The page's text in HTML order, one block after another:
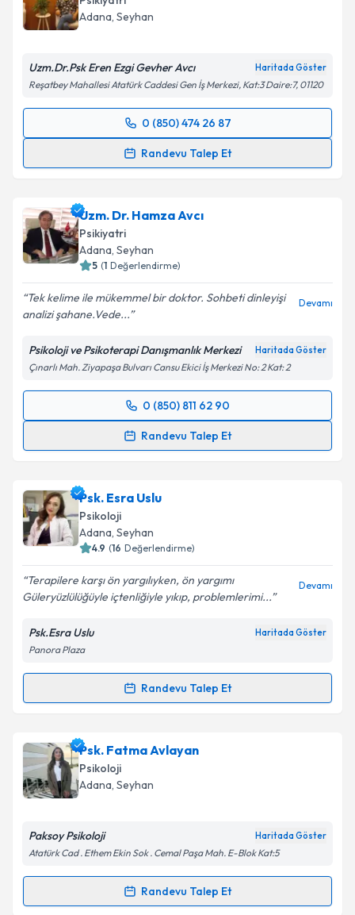
Adana, Seyhan
Uzm.Dr.Psk Eren Ezgi Gevher Avcı Haritada Göster
Reşatbey Mahallesi Atatürk Caddesi Gen İş Merkezi, Kat:3 Daire:7, 01120
0 (850) 474 26 87
Randevu Talep Et
Randevu Takvimi Talebi
almanız için bir takvim hazırlandığında e-posta ile
bilgilendireceğiz.
E-posta Adresiniz
Metni'ni okudum ve kişisel verilerimin belirtilen
kapsamda işlenmesini kabul ediyorum.
Takvim Talebini Gönder
Uzm. Dr. Hamza Avcı
Psikiyatri
Adana, Seyhan
5 (1 Değerlendirme)
Tek kelime ile mükemmel bir doktor. Sohbeti dinleyişi
analizi şahane.Vede...
Devamı
Psikoloji ve Psikoterapi Danışmanlık Merkezi Haritada Göster
Çınarlı Mah. Ziyapaşa Bulvarı Cansu Ekici İş Merkezi No: 2 Kat: 2
0 (850) 811 62 90
Randevu Talep Et
Randevu Takvimi Talebi
takvim hazırlandığında e-posta ile bilgilendireceğiz.
E-posta Adresiniz
Kişisel verilerimin işlenmesine ilişkin
kapsamda işlenmesini kabul ediyorum.
Takvim Talebini Gönder
Psk. Esra Uslu
Psikoloji
Adana, Seyhan
4.9 (16 Değerlendirme)
Terapilere karşı ön yargılıyken, ön yargımı
Güleryüzlülüğüyle içtenliğiyle yıkıp, problemlerimi...
Devamı
Psk.Esra Uslu Haritada Göster
Panora Plaza
Randevu Talep Et
Randevu Takvimi Talebi
Psk. Esra Usluiçin randevu takvimi talebi oluşturun.
Size bu uzmandan randevu almanız için bir takvim
hazırlandığında e-posta ile bilgilendireceğiz.
Kişisel verilerimin işlenmesine ilişkin
Metni'ni okudum ve kişisel verilerimin belirtilen
Psk. Fatma Avlayan
Psikoloji
Adana, Seyhan
Paksoy Psikoloji Haritada Göster
Atatürk Cad . Ethem Ekin Sok . Cemal Paşa Mah. E-Blok Kat:5
Randevu Talep Et
Randevu Takvimi Talebi